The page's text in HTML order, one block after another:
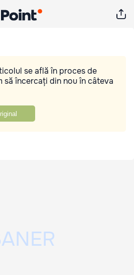
se află în proces de
să încercați din nou în câteva